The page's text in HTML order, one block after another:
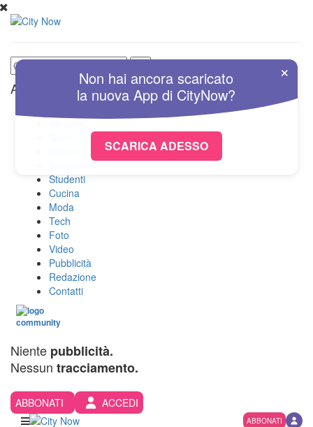
Altre Sezioni
Attualità
Spettacolo
Studenti
Cucina
Moda
Tech
Foto
Video
Pubblicità
Redazione
Contatti
Niente pubblicità.
Nessun tracciamento.
ABBONATI ACCEDI
ABBONATI
×
Non hai ancora scaricato
la nuovaApp di CityNow?
SCARICA ADESSO